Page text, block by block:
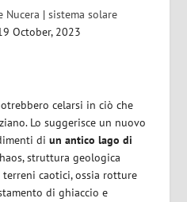
Nucera | sistema solare
October, 2023
celarsi in ciò che
Lo suggerisce un nuovo
diun antico lago di
struttura geologica
caotici, ossia rotture
di ghiaccio e